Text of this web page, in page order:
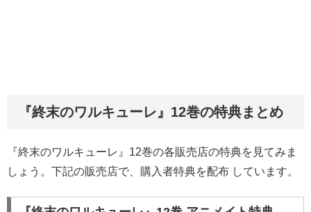
『終末のワルキューレ』12巻の特典まとめ
『終末のワルキューレ』12巻の各販売店の特典を見てみま
しょう。下記の販売店で、購入者特典を配布 しています。